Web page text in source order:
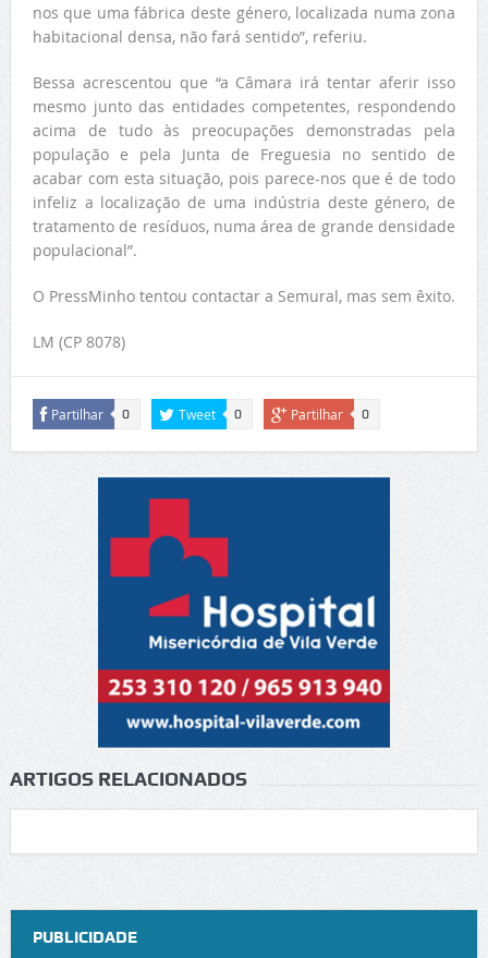
nos que uma fábrica deste género, localizada numa zona
habitacional densa, não fará sentido”, referiu.
Bessa acrescentou que “a Câmara irá tentar aferir isso
mesmo junto das entidades competentes, respondendo
acima de tudo às preocupações demonstradas pela
população e pela Junta de Freguesia no sentido de
acabar com esta situação, pois parece-nos que é de todo
infeliz a localização de uma indústria deste género, de
tratamento de resíduos, numa área de grande densidade
populacional”.
O PressMinho tentou contactar a Semural, mas sem êxito.
LM (CP 8078)
Partilhar 0 Tweet 0 Partilhar 0
ARTIGOS RELACIONADOS
PUBLICIDADE